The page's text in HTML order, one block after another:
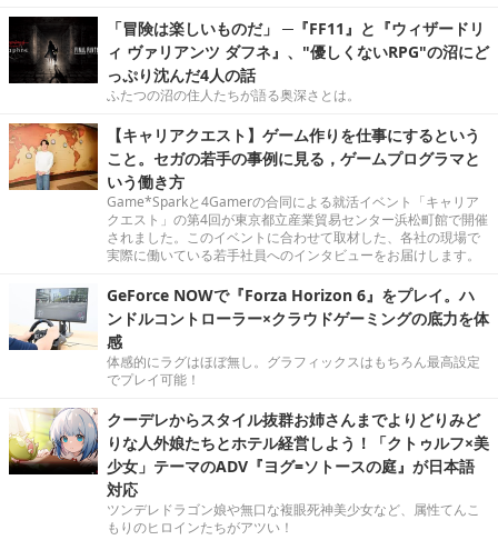
「冒険は楽しいものだ」 ─『FF11』と『ウィザードリ
ィ ヴァリアンツ ダフネ』、"優しくないRPG"の沼にど
っぷり沈んだ4人の話
ふたつの沼の住人たちが語る奥深さとは。
【キャリアクエスト】ゲーム作りを仕事にするという
こと。セガの若手の事例に見る，ゲームプログラマと
いう働き方
Game*Sparkと4Gamerの合同による就活イベント「キャリア
クエスト」の第4回が東京都立産業貿易センター浜松町館で開催
されました。このイベントに合わせて取材した、各社の現場で
実際に働いている若手社員へのインタビューをお届けします。
GeForce NOWで『Forza Horizon 6』をプレイ。ハ
ンドルコントローラー×クラウドゲーミングの底力を体
感
体感的にラグはほぼ無し。グラフィックスはもちろん最高設定
でプレイ可能！
クーデレからスタイル抜群お姉さんまでよりどりみど
りな人外娘たちとホテル経営しよう！「クトゥルフ×美
少女」テーマのADV『ヨグ=ソトースの庭』が日本語
対応
ツンデレドラゴン娘や無口な複眼死神美少女など、属性てんこ
もりのヒロインたちがアツい！